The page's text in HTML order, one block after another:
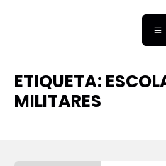
ETIQUETA:
MILITARES